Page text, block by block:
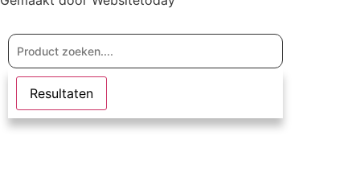
Resultaten